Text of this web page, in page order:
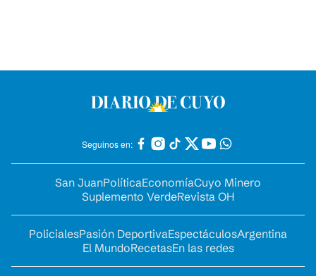
Seguinos en:
San JuanPolíticaEconomíaCuyo Minero
Suplemento VerdeRevista OH
PolicialesPasión DeportivaEspectáculosArgentina
El MundoRecetasEn las redes